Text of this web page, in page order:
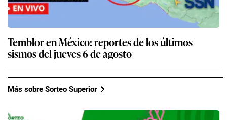
Temblor en México: reportes de los últimos
sismos del jueves 6 de agosto
Más sobre Sorteo Superior